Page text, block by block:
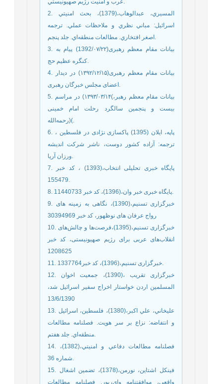
عرب و امنيت رژيم صهيونيستي.
2. المسيري، عبدالوهاب،(1379)، بحث امنيتي
اسرائيل: مباني نظري و ملاحظات عملي. ترجمه
اصغر افتخاري. مطالعات منطقه‌اي. جلد پنجم.
3. بیانات مقام معظم رهبری(1392/۰۷/۲۲) پیام به
کنگره عظیم حج.
4. بیانات مقام معظم رهبری(۱۳۹۲/۱۲/۱۵) در دیدار
اعضای مجلس خبرگان رهبری.
5. بیانات مقام معظم رهبر،)۱۳۹۳/۰۳/۱۴) در مراسم
بیست‌ و پنجمین سالگرد رحلت امام خمینی
(رحمه‌الله(.
6. پاپه، ایلان (1395) پاکسازی نژادی در فلسطین ،
ترجمه: آزاده کشور دوست، ناشر شرکت اندیشه
ورزان آریا.
7. پایگاه خبری تحلیلی انتخاب،(1393) ، کد خبر
155479.
8. پایگاه خبری خبر وان،(1396)، کد خبر 11440733.
9. خبرگزاری تسنیم،(1390)، نگاهی به زمینه های
رواج عرفان های نوظهور، کد خبر 30394969
10. خبرگزاری تسنیم،(1395)،فرصت‌ها و چالش‌های
انقلاب‌های عربی برای رژیم صهیونیستی، کد خبر
1208625
11. خبرگزاری تسنیم،(1396)، کد خبر1337764.
12. خبرگزاری تقریب ،(1390)، جمعیت اخوان
المسلمین اردن خواستار اخراج سفیر اسرائیل شد،
13/6/1390
13. عليخاني، علي اكبر،(1380)، فلسطين، اسرائيل
و انتفاضه: نزاع بر سر هويت. فصلنامه مطالعات
منطقه‌اي. جلد هفتم.
14. فصلنامه مطالعات دفاعي و امنيتي،(1382)،
شماره 36.
15. فينكل اشتاين، نورمن،(1378)، تضمين اشغال
واقعي، موافقتنامه واي‌ريور. فصلنامه مطالعات